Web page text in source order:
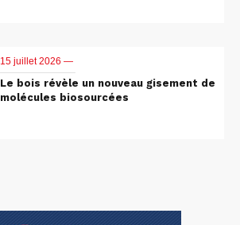
15 juillet 2026 —
Le bois révèle un nouveau gisement de
molécules biosourcées